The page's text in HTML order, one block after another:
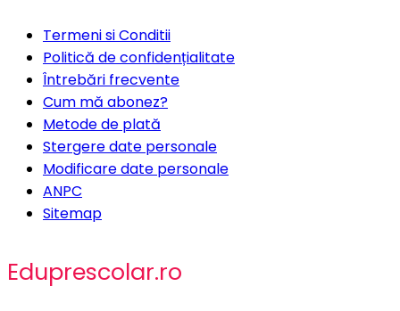
Termeni si Conditii
Politică de confidențialitate
Întrebări frecvente
Cum mă abonez?
Metode de plată
Stergere date personale
Modificare date personale
ANPC
Sitemap
Eduprescolar.ro